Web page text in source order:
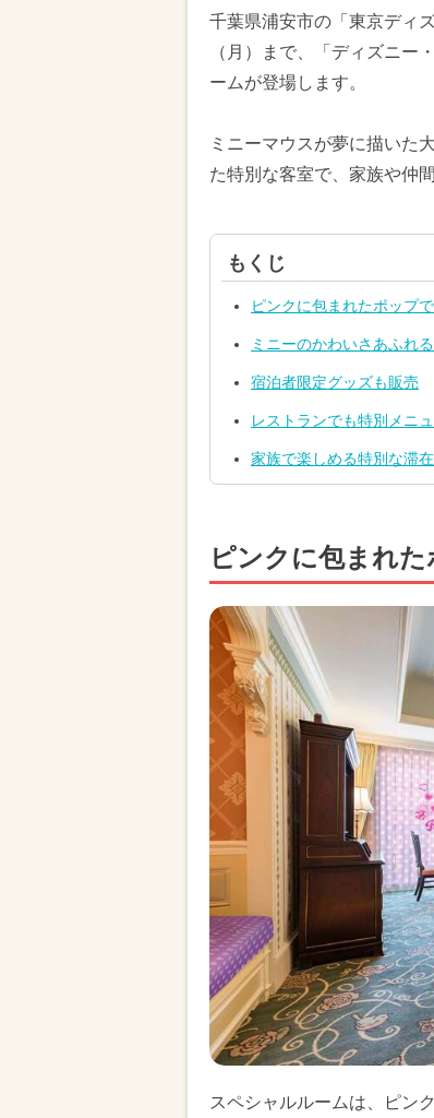
千葉県浦安市の「東京ディ
（月）まで、「ディズニー
ームが登場します。
ミニーマウスが夢に描いた
た特別な客室で、家族や仲
もくじ
ピンクに包まれたポップ
ミニーのかわいさあふれ
宿泊者限定グッズも販売
レストランでも特別メニ
家族で楽しめる特別な滞
ピンクに包まれ
スペシャルルームは、ピン